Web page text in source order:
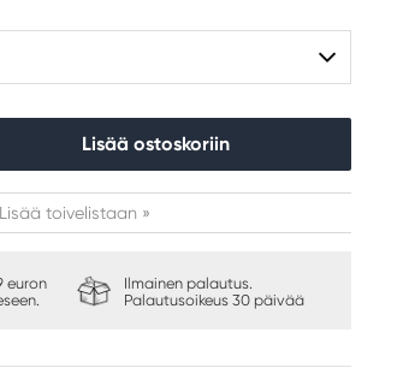
Lisää ostoskoriin
Lisää toivelistaan »
euron
Ilmainen palautus.
Palautusoikeus 30 päivää